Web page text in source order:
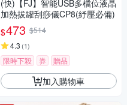
(快)【FJ】智能USB多檔位液晶
加熱拔罐刮痧儀CP8(紓壓必備)
$473 $514
4.3 (1)
限時下殺 券 贈品
加入購物車